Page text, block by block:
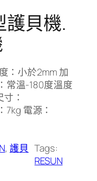
護貝機.
：小於2mm 加
常溫-180度溫度
：
7kg 電源：
, 護貝 Tags:
RESUN